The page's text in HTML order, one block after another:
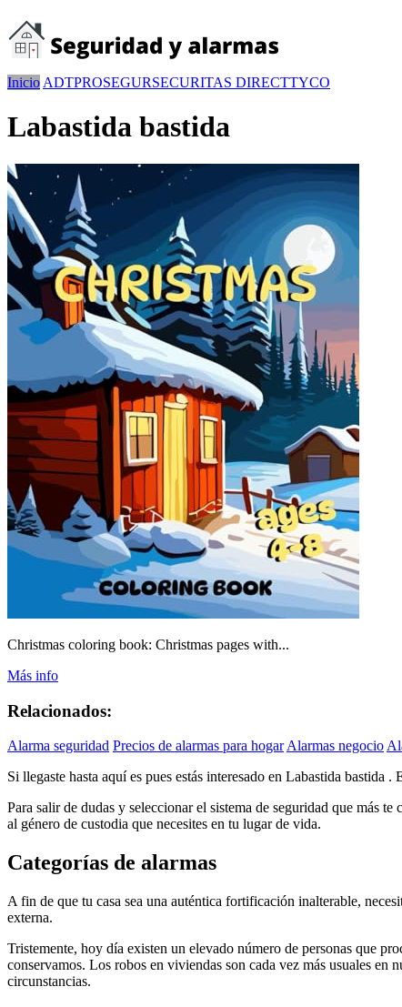
Inicio ADTPROSEGURSECURITAS DIRECTTYCO
Labastida bastida
Christmas coloring book: Christmas pages with...
Más info
Relacionados:
Alarma seguridad Precios de alarmas para hogar Alarmas negocio
Si llegaste hasta aquí es pues estás interesado en Labastida
Para salir de dudas y seleccionar el sistema de seguridad que más
al género de custodia que necesites en tu lugar de vida.
Categorías de alarmas
A fin de que tu casa sea una auténtica fortificación inalterable,
externa.
Tristemente, hoy día existen un elevado número de personas que
conservamos. Los robos en viviendas son cada vez más usuales en
circunstancias.